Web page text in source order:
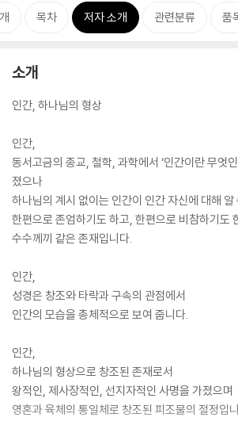
목차 저자 소개 관련분류 품
소개
인간, 하나님의 형상
인간,
동서고금의 종교, 철학, 과학에서 ‘인간이란 무엇
졌으나
하나님의 계시 없이는 인간이 인간 자신에 대해 알
한편으로 존엄하기도 하고, 한편으로 비참하기도
수수께끼 같은 존재입니다.
인간,
성경은 창조와 타락과 구속의 관점에서
인간의 모습을 총체적으로 보여 줍니다.
인간,
하나님의 형상으로 창조된 존재로서
왕적인, 제사장적인, 선지자적인 사명을 가졌으며
영혼과 육체의 통일체로 창조된 피조물의 절정입